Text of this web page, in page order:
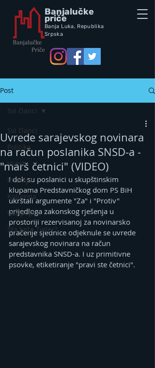
Banjalučke
priče
Banja Luka, Republika
Srpska
Post
Svi članci
Politika
Vijesti
Intervju
Kolumna
Vox populi
Šta kaže Tviter?
Svi članci
Uvrede sarajevskog novinara
na račun poslanika SNSD-a -
"marš četnici" (VIDEO)
I dok su poslanici u skupštinskim
klupama Predstavničkog dom PS BiH
ukrštali argumente "Za" i "Protiv"
prijedloga zakonskog rješenja u
prostoriji rezervisanoj za novinarsko
praćenje sjednice odjeknule se uvrede
sarajevskog novinara na račun
predstavnika SNSD-a. I uz primitivne
psovke, etiketiranje "pravi ste četnici".